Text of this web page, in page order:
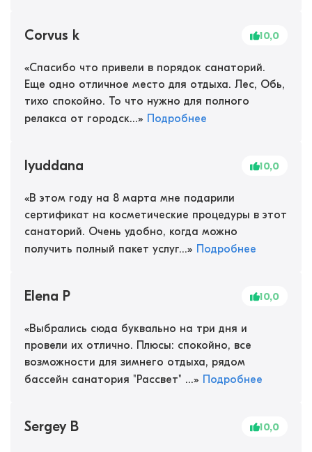
Corvus k 10,0
«Спасибо что привели в порядок санаторий.
Еще одно отличное место для отдыха. Лес, Обь,
тихо спокойно. То что нужно для полного
релакса от городск...» Подробнее
lyuddana 10,0
«В этом году на 8 марта мне подарили
сертификат на косметические процедуры в этот
санаторий. Очень удобно, когда можно
получить полный пакет услуг...» Подробнее
Elena P 10,0
«Выбрались сюда буквально на три дня и
провели их отлично. Плюсы: спокойно, все
возможности для зимнего отдыха, рядом
бассейн санатория "Рассвет" ...» Подробнее
Sergey B 10,0